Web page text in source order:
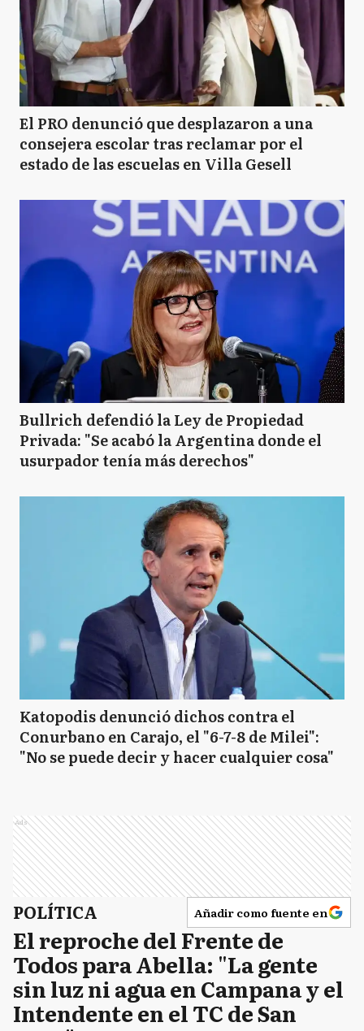
El PRO denunció que desplazaron a una
consejera escolar tras reclamar por el
estado de las escuelas en Villa Gesell
Bullrich defendió la Ley de Propiedad
Privada: "Se acabó la Argentina donde el
usurpador tenía más derechos"
Katopodis denunció dichos contra el
Conurbano en Carajo, el "6-7-8 de Milei":
"No se puede decir y hacer cualquier cosa"
Ads
POLÍTICA Añadir como fuente en
El reproche del Frente de
Todos para Abella: "La gente
sin luz ni agua en Campana y el
Intendente en el TC de San